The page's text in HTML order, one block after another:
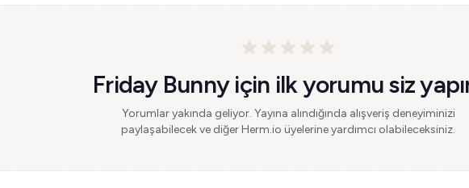
Friday Bunny için ilk yorumu siz
Yorumlar yakında geliyor. Yayına alındığında alışveriş deneyiminizi
paylaşabilecek ve diğer Herm.io üyelerine yardımcı olabileceksiniz.